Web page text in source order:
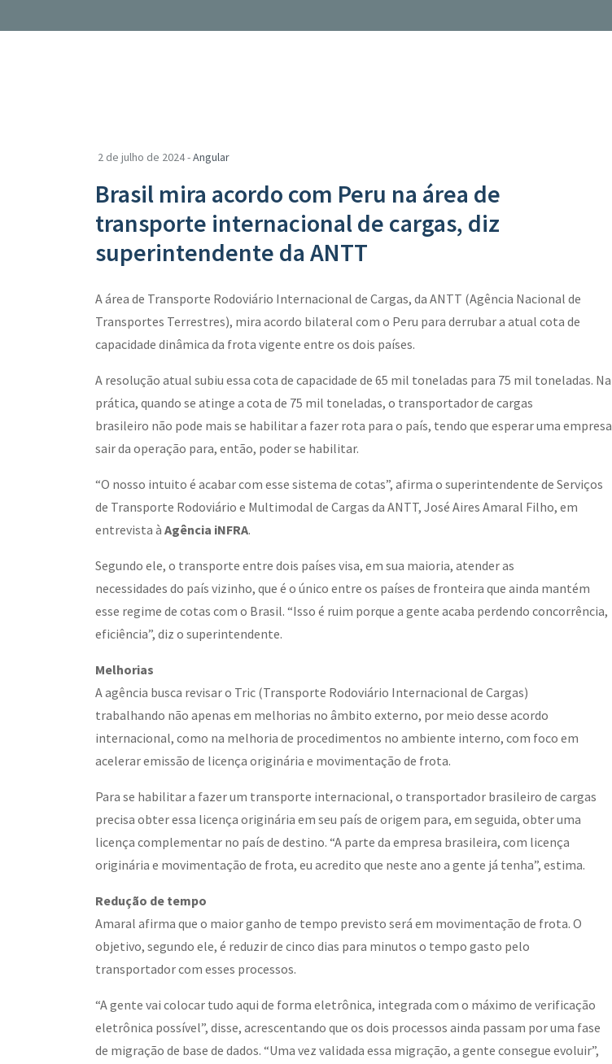
2 de julho de 2024 -Angular
Brasil mira acordo com Peru na área de
transporte internacional de cargas, diz
superintendente da ANTT
A área de Transporte Rodoviário Internacional de Cargas, da ANTT (Agência Nacional de
Transportes Terrestres), mira acordo bilateral com o Peru para derrubar a atual cota de
capacidade dinâmica da frota vigente entre os dois países.
A resolução atual subiu essa cota de capacidade de 65 mil toneladas para 75 mil toneladas. Na
prática, quando se atinge a cota de 75 mil toneladas, o transportador de cargas
brasileiro não pode mais se habilitar a fazer rota para o país, tendo que esperar uma empresa
sair da operação para, então, poder se habilitar.
“O nosso intuito é acabar com esse sistema de cotas”, afirma o superintendente de Serviços
de Transporte Rodoviário e Multimodal de Cargas da ANTT, José Aires Amaral Filho, em
entrevista à Agência iNFRA.
Segundo ele, o transporte entre dois países visa, em sua maioria, atender as
necessidades do país vizinho, que é o único entre os países de fronteira que ainda mantém
esse regime de cotas com o Brasil. “Isso é ruim porque a gente acaba perdendo concorrência,
eficiência”, diz o superintendente.
Melhorias
A agência busca revisar o Tric (Transporte Rodoviário Internacional de Cargas)
trabalhando não apenas em melhorias no âmbito externo, por meio desse acordo
internacional, como na melhoria de procedimentos no ambiente interno, com foco em
acelerar emissão de licença originária e movimentação de frota.
Para se habilitar a fazer um transporte internacional, o transportador brasileiro de cargas
precisa obter essa licença originária em seu país de origem para, em seguida, obter uma
licença complementar no país de destino. “A parte da empresa brasileira, com licença
originária e movimentação de frota, eu acredito que neste ano a gente já tenha”, estima.
Redução de tempo
Amaral afirma que o maior ganho de tempo previsto será em movimentação de frota. O
objetivo, segundo ele, é reduzir de cinco dias para minutos o tempo gasto pelo
transportador com esses processos.
“A gente vai colocar tudo aqui de forma eletrônica, integrada com o máximo de verificação
eletrônica possível”, disse, acrescentando que os dois processos ainda passam por uma fase
de migração de base de dados. “Uma vez validada essa migração, a gente consegue evoluir”,